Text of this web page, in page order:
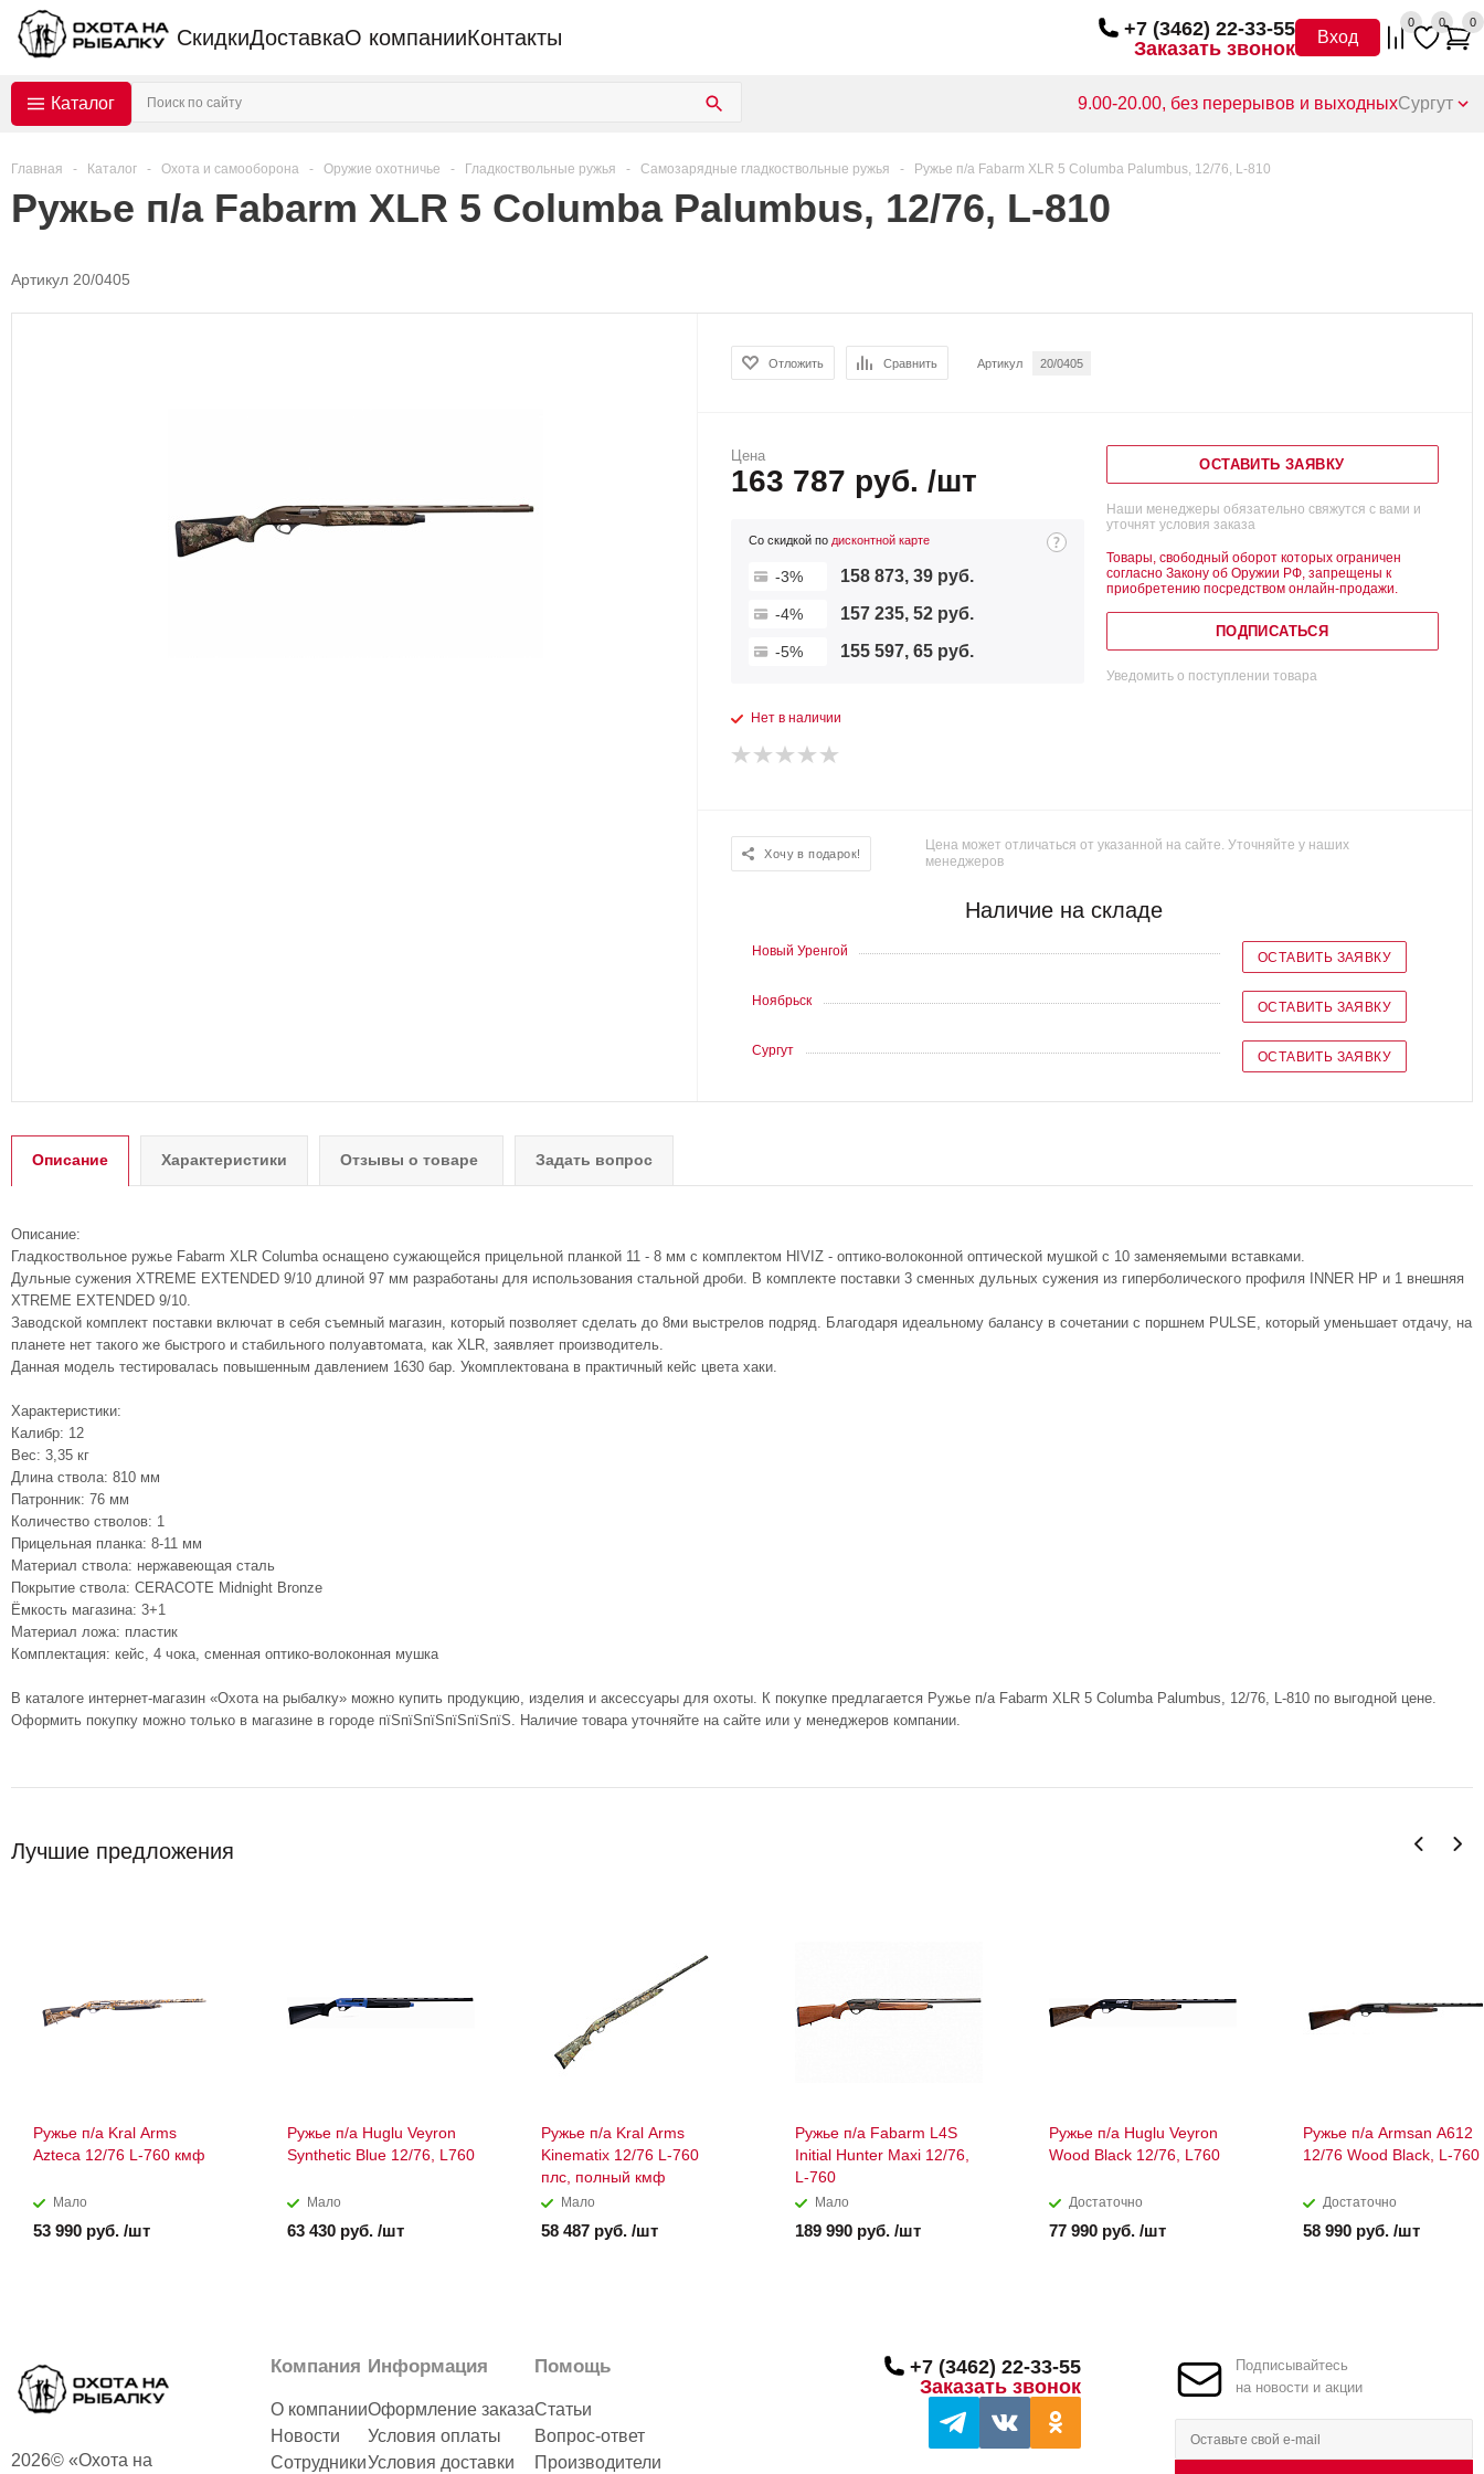
СкидкиДоставкаО компанииКонтакты
+7 (3462) 22-33-55
Заказать звонок
Вход
0 0 0
Каталог 9.00-20.00, без перерывов и выходныхСургут
Главная - Каталог - Охота и самооборона - Оружие охотничье - Гладкоствольные ружья - Самозарядные гладкоствольные ружья - Ружье п/а Fabarm XLR 5 Columba Palumbus, 12/76, L-810
Ружье п/а Fabarm XLR 5 Columba Palumbus, 12/76, L-810
Артикул 20/0405
Отложить Сравнить Артикул 20/0405
Цена
163 787 руб. /шт
Со скидкой подисконтной карте
-3% 158 873, 39 руб.
-4% 157 235, 52 руб.
-5% 155 597, 65 руб.
Нет в наличии
ОСТАВИТЬ ЗАЯВКУ
Наши менеджеры обязательно свяжутся с вами и
уточнят условия заказа
Товары, свободный оборот которых ограничен
согласно Закону об Оружии РФ, запрещены к
приобретению посредством онлайн-продажи.
ПОДПИСАТЬСЯ
Уведомить о поступлении товара
Хочу в подарок!
Цена может отличаться от указанной на сайте. Уточняйте у наших
менеджеров
Наличие на складе
Новый Уренгой ОСТАВИТЬ ЗАЯВКУ
Ноябрьск ОСТАВИТЬ ЗАЯВКУ
Сургут ОСТАВИТЬ ЗАЯВКУ
Описание Характеристики Отзывы о товаре Задать вопрос
Описание:
Гладкоствольное ружье Fabarm XLR Columba оснащено сужающейся прицельной планкой 11 - 8 мм с комплектом HIVIZ - оптико-волоконной оптической мушкой с 10 заменяемыми вставками.
Дульные сужения XTREME EXTENDED 9/10 длиной 97 мм разработаны для использования стальной дроби. В комплекте поставки 3 сменных дульных сужения из гиперболического профиля INNER HP и 1 внешняя
XTREME EXTENDED 9/10.
Заводской комплект поставки включат в себя съемный магазин, который позволяет сделать до 8ми выстрелов подряд. Благодаря идеальному балансу в сочетании с поршнем PULSE, который уменьшает отдачу, на
планете нет такого же быстрого и стабильного полуавтомата, как XLR, заявляет производитель.
Данная модель тестировалась повышенным давлением 1630 бар. Укомплектована в практичный кейс цвета хаки.
Характеристики:
Калибр: 12
Вес: 3,35 кг
Длина ствола: 810 мм
Патронник: 76 мм
Количество стволов: 1
Прицельная планка: 8-11 мм
Материал ствола: нержавеющая сталь
Покрытие ствола: CERACOTE Midnight Bronze
Ёмкость магазина: 3+1
Материал ложа: пластик
Комплектация: кейс, 4 чока, сменная оптико-волоконная мушка
В каталоге интернет-магазин «Охота на рыбалку» можно купить продукцию, изделия и аксессуары для охоты. К покупке предлагается Ружье п/а Fabarm XLR 5 Columba Palumbus, 12/76, L-810 по выгодной цене.
Оформить покупку можно только в магазине в городе пїЅпїЅпїЅпїЅпїЅпїЅ. Наличие товара уточняйте на сайте или у менеджеров компании.
Лучшие предложения
Ружье п/а Kral Arms
Azteca 12/76 L-760 кмф
Мало
53 990 руб. /шт
Ружье п/а Huglu Veyron
Synthetic Blue 12/76, L760
Мало
63 430 руб. /шт
Ружье п/а Kral Arms
Kinematix 12/76 L-760
плс, полный кмф
Мало
58 487 руб. /шт
Ружье п/а Fabarm L4S
Initial Hunter Maxi 12/76,
L-760
Мало
189 990 руб. /шт
Ружье п/а Huglu Veyron
Wood Black 12/76, L760
Достаточно
77 990 руб. /шт
Ружье п/а Armsan A612
12/76 Wood Black, L-760
Достаточно
58 990 руб. /шт
2026© «Охота на
Компания
О компании
Новости
Сотрудники
Информация
Оформление заказа
Условия оплаты
Условия доставки
Помощь
Статьи
Вопрос-ответ
Производители
+7 (3462) 22-33-55
Заказать звонок
Подписывайтесь
на новости и акции